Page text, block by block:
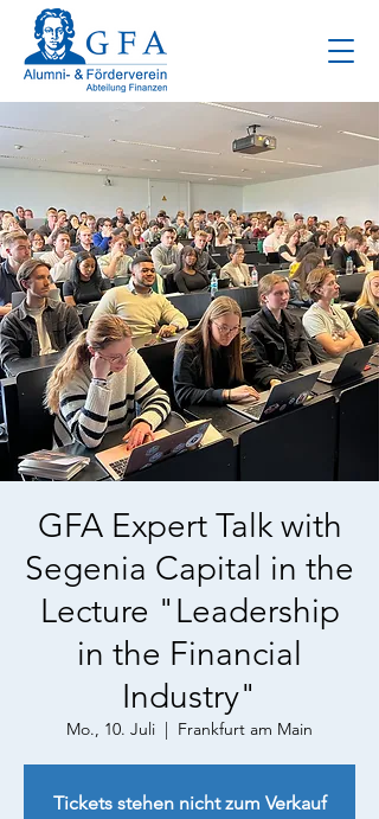
GFA Expert Talk with
Segenia Capital in the
Lecture "Leadership
in the Financial
Industry"
Mo., 10. Juli
  |
Frankfurt am Main
Tickets stehen nicht zum Verkauf